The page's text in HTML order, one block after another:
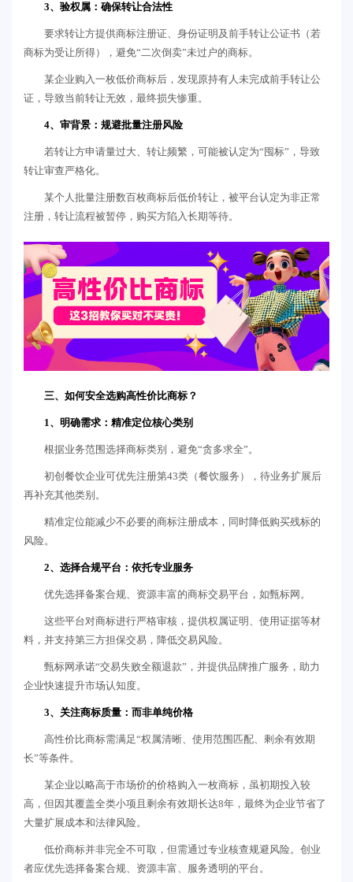
3、验权属：确保转让合法性
要求转让方提供商标注册证、身份证明及前手转让公证书（若
商标为受让所得），避免“二次倒卖”未过户的商标。
某企业购入一枚低价商标后，发现原持有人未完成前手转让公
证，导致当前转让无效，最终损失惨重。
4、审背景：规避批量注册风险
若转让方申请量过大、转让频繁，可能被认定为“囤标”，导致
转让审查严格化。
某个人批量注册数百枚商标后低价转让，被平台认定为非正常
注册，转让流程被暂停，购买方陷入长期等待。
三、如何安全选购高性价比商标？
1、明确需求：精准定位核心类别
根据业务范围选择商标类别，避免“贪多求全”。
初创餐饮企业可优先注册第43类（餐饮服务），待业务扩展后
再补充其他类别。
精准定位能减少不必要的商标注册成本，同时降低购买残标的
风险。
2、选择合规平台：依托专业服务
优先选择备案合规、资源丰富的商标交易平台，如甄标网。
这些平台对商标进行严格审核，提供权属证明、使用证据等材
料，并支持第三方担保交易，降低交易风险。
甄标网承诺“交易失败全额退款”，并提供品牌推广服务，助力
企业快速提升市场认知度。
3、关注商标质量：而非单纯价格
高性价比商标需满足“权属清晰、使用范围匹配、剩余有效期
长”等条件。
某企业以略高于市场价的价格购入一枚商标，虽初期投入较
高，但因其覆盖全类小项且剩余有效期长达8年，最终为企业节省了
大量扩展成本和法律风险。
低价商标并非完全不可取，但需通过专业核查规避风险。创业
者应优先选择备案合规、资源丰富、服务透明的平台。